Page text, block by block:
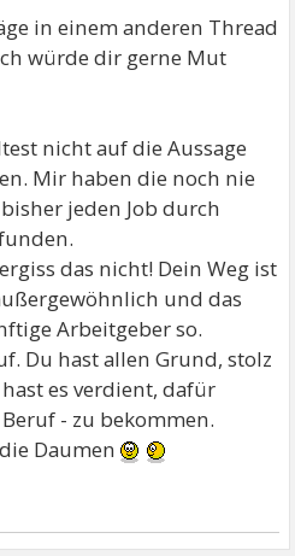
in einem anderen Thread
würde dir gerne Mut
nicht auf die Aussage
Mir haben die noch nie
jeden Job durch
das nicht! Dein Weg ist
und das
Arbeitgeber so.
Du hast allen Grund, stolz
es verdient, dafür
- zu bekommen.
Daumen